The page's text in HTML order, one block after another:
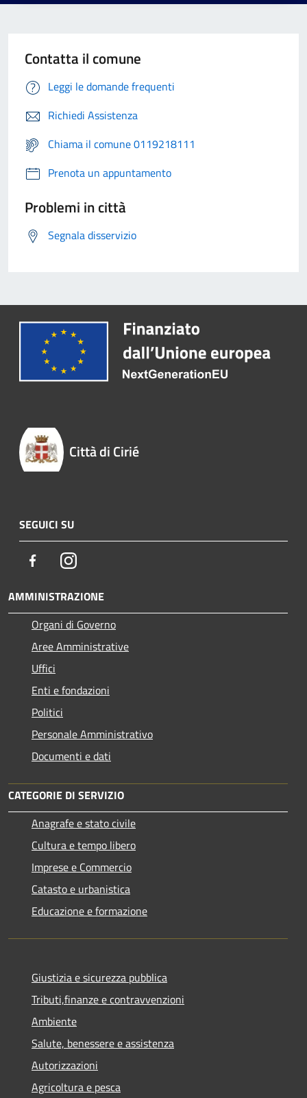
Contatta il comune
Leggi le domande frequenti
Richiedi Assistenza
Chiama il comune 0119218111
Prenota un appuntamento
Problemi in città
Segnala disservizio
Città di Cirié
SEGUICI SU
FacebookInstagram
AMMINISTRAZIONE
Organi di Governo
Aree Amministrative
Uffici
Enti e fondazioni
Politici
Personale Amministrativo
Documenti e dati
CATEGORIE DI SERVIZIO
Anagrafe e stato civile
Cultura e tempo libero
Imprese e Commercio
Catasto e urbanistica
Educazione e formazione
Giustizia e sicurezza pubblica
Tributi,finanze e contravvenzioni
Ambiente
Salute, benessere e assistenza
Autorizzazioni
Agricoltura e pesca